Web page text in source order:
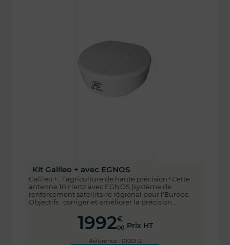
Kit Galileo + avec EGNOS
Galileo + , l’agriculture de haute précision ! Cette
antenne 10 Hertz avec EGNOS (système de
renforcement satellitaire régional pour l'Europe.
Objectifs : corriger et améliorer la précision...
1992€
00 Prix HT
Référence : 0100112